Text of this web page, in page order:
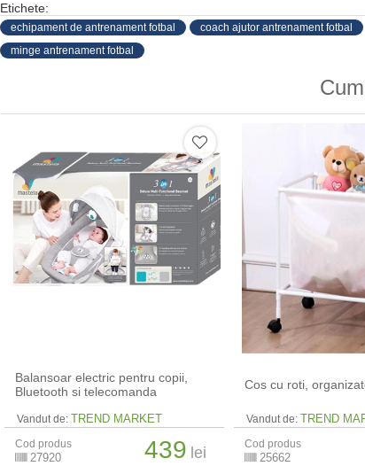
Etichete:
echipament de antrenament fotbal
coach ajutor antrenament fotbal
minge antrenament fotbal
Balansoar electric pentru copii,
Bluetooth si telecomanda
Vandut de: TREND MARKET
Cod produs
27920 439 lei
Cos cu roti,
Vandut de: TREND
Cod produs
25662